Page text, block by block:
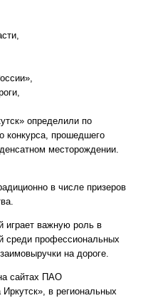
определили по
конкурса, прошедшего
месторождении.
в числе призеров
играет важную роль в
среди профессиональных
на дороге.
сайтах ПАО
в региональных